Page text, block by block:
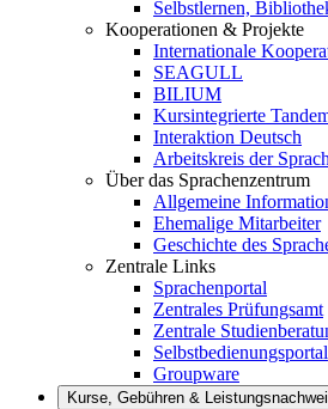
Selbstlernen,
Kooperationen & Projekte
Internationale
SEAGULL
BILIUM
Kursintegrierte
Interaktion Deutsch
Arbeitskreis der
Über das Sprachenzentrum
Allgemeine
Ehemalige Mitarbeiter
Geschichte des
Zentrale Links
Sprachenportal
Zentrales Prüfungsamt
Zentrale
Selbstbedienungsportal
Groupware
Kurse, Gebühren &